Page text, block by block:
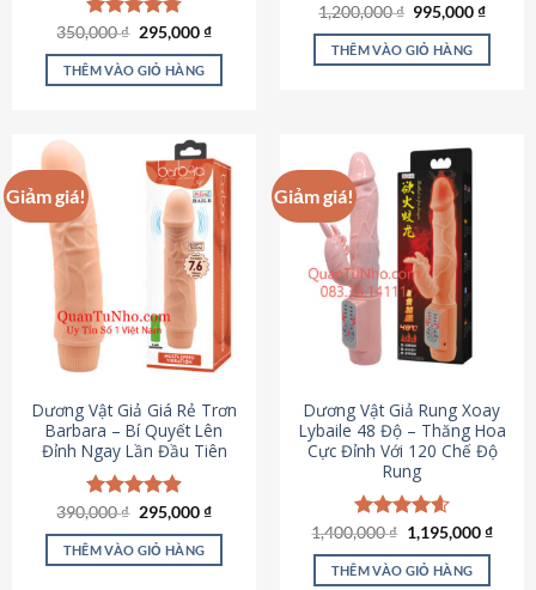
Được xếp
hạng4.79
5 sao
350,000₫ Giá
là:
350,000 ₫.
295,000₫Giá
tại
THÊM VÀO GIỎ HÀNG
Được xếp
hạng4.82
5 sao
1,200,000₫ Giá
là:
1,200,000 ₫.
995,000₫Giá
tại
THÊM VÀO GIỎ HÀNG
Giảm giá!
Dương Vật Giả Giá Rẻ Trơn
Barbara – Bí Quyết Lên
Đỉnh Ngay Lần Đầu Tiên
Được xếp
hạng4.90
5 sao
390,000₫ Giá
là:
390,000 ₫.
295,000₫Giá
tại
THÊM VÀO GIỎ HÀNG
Giảm giá!
Dương Vật Giả Rung Xoay
Lybaile 48 Độ – Thăng Hoa
Cực Đỉnh Với 120 Chế Độ
Rung
Được xếp
hạng4.62
5 sao
1,400,000₫ Giá
gốc
là:
1,400,000 ₫.
1,195,000₫Giá
THÊM VÀO GIỎ HÀNG